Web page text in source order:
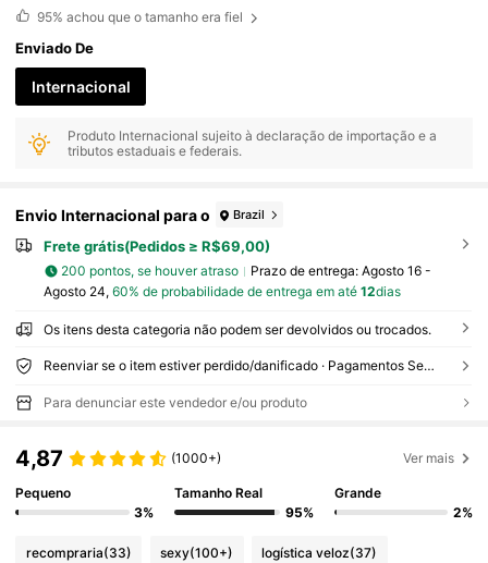
95% achou que o tamanho era fiel
Enviado De
Internacional
Produto Internacional sujeito à declaração de importação e a
tributos estaduais e federais.
Envio Internacional para o Brazil
Frete grátis(Pedidos ≥ R$69,00)
200 pontos, se houver atraso Prazo de entrega: Agosto 16 -
Agosto 24, 60% de probabilidade de entrega em até 12dias
Os itens desta categoria não podem ser devolvidos ou trocados.
Reenviar se o item estiver perdido/danificado · Pagamentos Seguros · Proteção de privacidade
Para denunciar este vendedor e/ou produto
4,87 (1000+) Ver mais
Pequeno
3%
Tamanho Real
95%
Grande
2%
recompraria(33) sexy(100+) logística veloz(37)